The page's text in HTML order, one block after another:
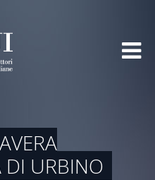
DI URBINO